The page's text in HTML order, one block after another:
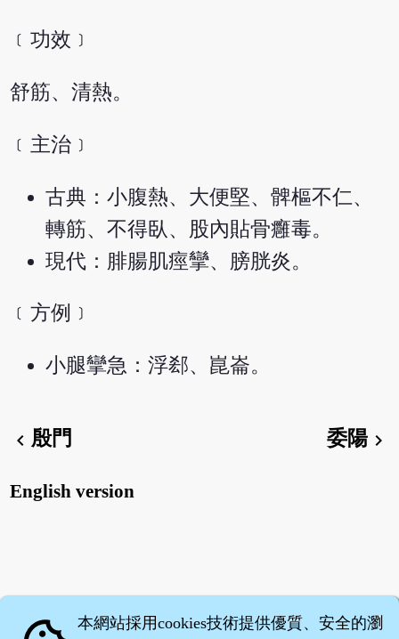
﹝功效﹞
舒筋、清熱。
﹝主治﹞
古典：小腹熱、大便堅、髀樞不仁、
轉筋、不得臥、股內貼骨癰毒。
現代：腓腸肌痙攣、膀胱炎。
﹝方例﹞
小腿攣急：浮郄、崑崙。
chevron_left殷門 委陽chevron_right
English version
本網站採用cookies技術提供優質、安全的瀏